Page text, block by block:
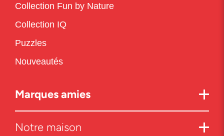
Collection Fun by Nature
Collection IQ
Puzzles
Nouveautés
Marques amies
Notre maison